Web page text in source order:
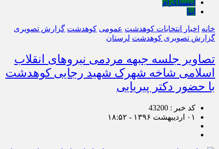
اینستاگرام
ایتا
خانه اخبار انتخابات کوهدشت عمومی کوهدشت گزارش تصویری
گزارش تصویری کوهدشت لرستان
تصاویر جلسه جبهه مردمی نیروهای انقلاب
اسلامی شاخه شهرک شهید رجایی کوهدشت
با حضور دکتر پیریایی
کد خبر : 43200
۰۱ اردیبهشت ۱۳۹۶ - ۱۸:۵۲